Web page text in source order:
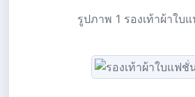
รูปภาพ 1 รองเท้าผ้าใบ